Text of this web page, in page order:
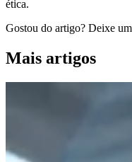
ética.
Gostou do artigo? Deixe
Mais artigos